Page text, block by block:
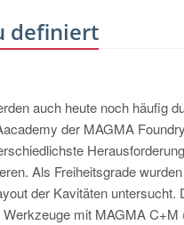
definiert
auch heute noch häufig
der MAGMA
Als Freiheitsgrade
der Kavitäten
mit MAGMA